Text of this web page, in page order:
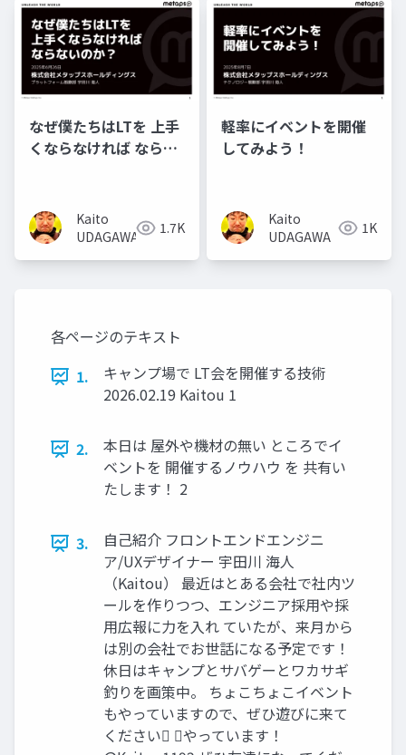
なぜ僕たちはLTを 上手
くならなければ ならな
Kaito
UDAGAWA
1.7K
軽率にイベントを開催
してみよう！
Kaito
UDAGAWA
1K
各ページのテキスト
1.
キャンプ場で LT会を開催する技術
2026.02.19 Kaitou 1
2.
本日は 屋外や機材の無い ところでイ
ベントを 開催するノウハウ を 共有い
たします！ 2
3.
自己紹介 フロントエンドエンジニ
ア/UXデザイナー 宇田川 海人
（Kaitou） 最近はとある会社で社内ツ
ールを作りつつ、エンジニア採用や採
用広報に力を入れ ていたが、来月から
は別の会社でお世話になる予定です！
休日はキャンプとサバゲーとワカサギ
釣りを画策中。 ちょこちょこイベント
もやっていますので、ぜひ遊びに来て
ください󰚦 𝕏やっています！